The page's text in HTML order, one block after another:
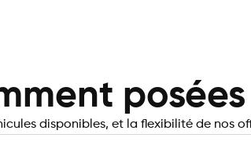
posées
disponibles, et la flexibilité de nos